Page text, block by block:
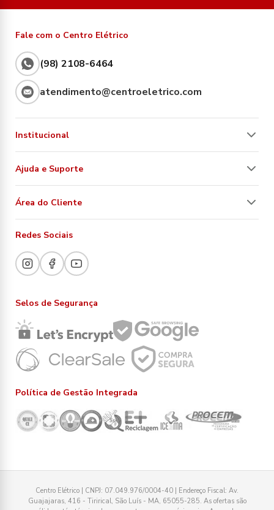
Fale com o Centro Elétrico
(98) 2108-6464
atendimento@centroeletrico.com
Institucional
Ajuda e Suporte
Área do Cliente
Redes Sociais
Selos de Segurança
Política de Gestão Integrada
Centro Elétrico | CNPJ: 07.049.976/0004-40 | Endereço Fiscal: Av.
Guajajaras, 416 - Tirirical, São Luís - MA, 65055-285. As ofertas são